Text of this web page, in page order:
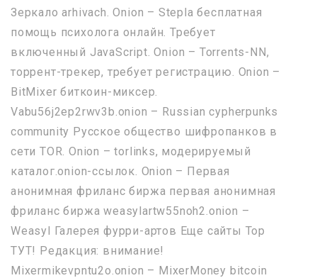
Зеркало arhivach. Onion – Stepla бесплатная
помощь психолога онлайн. Требует
включенный JavaScript. Onion – Torrents-NN,
торрент-трекер, требует регистрацию. Onion –
BitMixer биткоин-миксер.
Vabu56j2ep2rwv3b.onion – Russian cypherpunks
community Русское общество шифропанков в
сети TOR. Onion – torlinks, модерируемый
каталог.onion-ссылок. Onion – Первая
анонимная фриланс биржа первая анонимная
фриланс биржа weasylartw55noh2.onion –
Weasyl Галерея фурри-артов Еще сайты Тор
ТУТ! Редакция: внимание!
Mixermikevpntu2o.onion – MixerMoney bitcoin